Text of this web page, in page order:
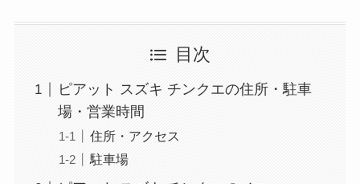
目次
ピアット スズキ チンクエの住所・駐車
場・営業時間
住所・アクセス
駐車場